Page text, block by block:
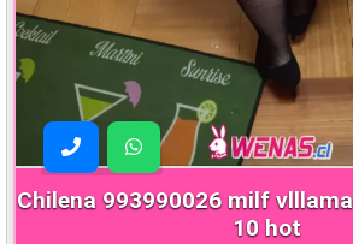
Chilena 993990026 milf vlllamada pack chat 5y
10 hot